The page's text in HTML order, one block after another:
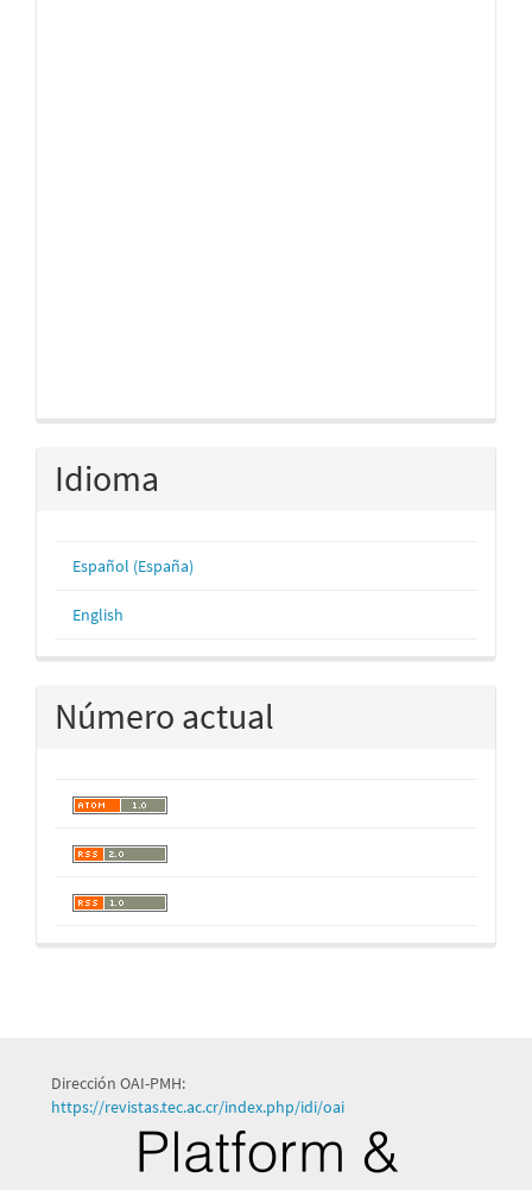
Idioma
Español (España)
English
Número actual
Dirección OAI-PMH:
https://revistas.tec.ac.cr/index.php/idi/oai